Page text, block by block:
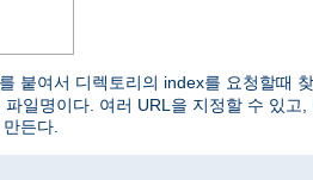
붙여서 디렉토리의 index를 요청할때
일명이다. 여러 URL을 지정할 수 있
든다.